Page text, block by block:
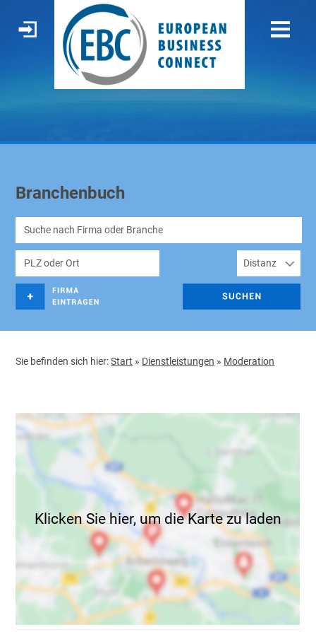
Branchenbuch
Sie befinden sich hier:Start » Dienstleistungen » Moderation
Klicken Sie hier, um die Karte zu laden